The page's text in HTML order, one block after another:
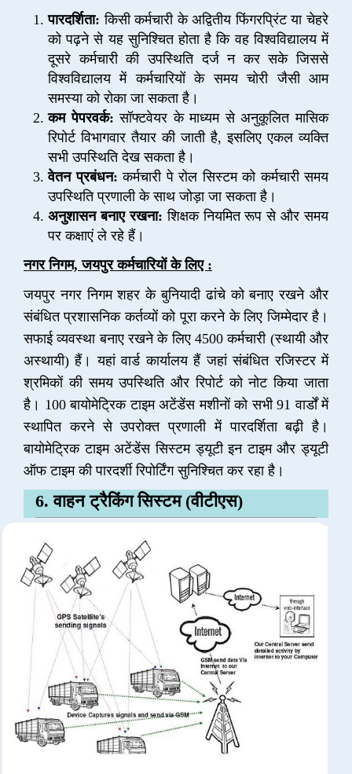
पारदर्शिता: किसी कर्मचारी के अद्वितीय फिंगरप्रिंट या चेहरे
को पढ़ने से यह सुनिश्चित होता है कि वह विश्वविद्यालय में
दूसरे कर्मचारी की उपस्थिति दर्ज न कर सके जिससे
विश्वविद्यालय में कर्मचारियों के समय चोरी जैसी आम
समस्या को रोका जा सकता है।
कम पेपरवर्क: सॉफ्टवेयर के माध्यम से अनुकूलित मासिक
रिपोर्ट विभागवार तैयार की जाती है, इसलिए एकल व्यक्ति
सभी उपस्थिति देख सकता है।
वेतन प्रबंधन: कर्मचारी पे रोल सिस्टम को कर्मचारी समय
उपस्थिति प्रणाली के साथ जोड़ा जा सकता है।
अनुशासन बनाए रखना: शिक्षक नियमित रूप से और समय
पर कक्षाएं ले रहे हैं।
नगर निगम, जयपुर कर्मचारियों के लिए :
जयपुर नगर निगम शहर के बुनियादी ढांचे को बनाए रखने और
संबंधित प्रशासनिक कर्तव्यों को पूरा करने के लिए जिम्मेदार है।
सफाई व्यवस्था बनाए रखने के लिए 4500 कर्मचारी (स्थायी और
अस्थायी) हैं। यहां वार्ड कार्यालय हैं जहां संबंधित रजिस्टर में
श्रमिकों की समय उपस्थिति और रिपोर्ट को नोट किया जाता
है। 100 बायोमेट्रिक टाइम अटेंडेंस मशीनों को सभी 91 वार्डों में
स्थापित करने से उपरोक्त प्रणाली में पारदर्शिता बढ़ी है।
बायोमेट्रिक टाइम अटेंडेंस सिस्टम ड्यूटी इन टाइम और ड्यूटी
ऑफ टाइम की पारदर्शी रिपोर्टिंग सुनिश्चित कर रहा है।
6. वाहन ट्रैकिंग सिस्टम (वीटीएस)